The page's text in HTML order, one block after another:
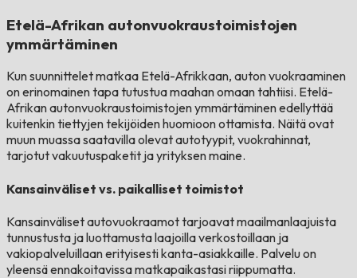
Etelä-Afrikan autonvuokraustoimistojen
ymmärtäminen
Kun suunnittelet matkaa Etelä-Afrikkaan, auton vuokraaminen
on erinomainen tapa tutustua maahan omaan tahtiisi. Etelä-
Afrikan autonvuokraustoimistojen ymmärtäminen edellyttää
kuitenkin tiettyjen tekijöiden huomioon ottamista. Näitä ovat
muun muassa saatavilla olevat autotyypit, vuokrahinnat,
tarjotut vakuutuspaketit ja yrityksen maine.
Kansainväliset vs. paikalliset toimistot
Kansainväliset autovuokraamot tarjoavat maailmanlaajuista
tunnustusta ja luottamusta laajoilla verkostoillaan ja
vakiopalveluillaan erityisesti kanta-asiakkaille. Palvelu on
yleensä ennakoitavissa matkapaikastasi riippumatta.